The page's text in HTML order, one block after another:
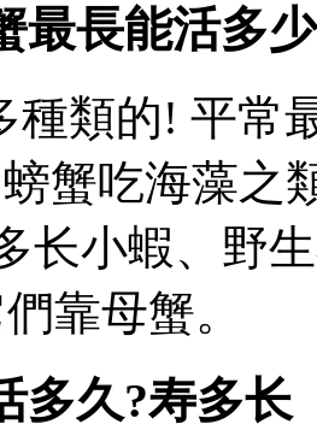
最長能活多
種類的! 平常
蟹吃海藻之類
多长小蝦
母蟹。
多久?寿多长